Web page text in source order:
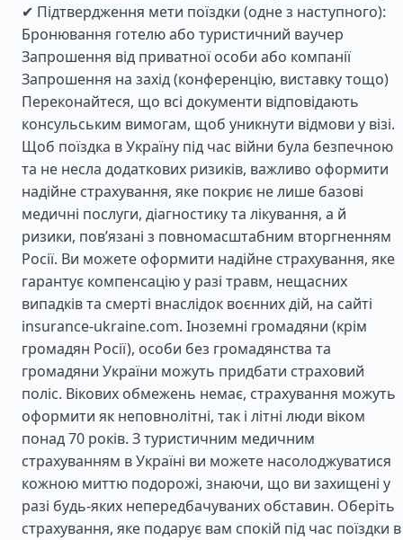
✔ Підтвердження мети поїздки (одне з наступного):
Бронювання готелю або туристичний ваучер
Запрошення від приватної особи або компанії
Запрошення на захід (конференцію, виставку тощо)
Переконайтеся, що всі документи відповідають
консульським вимогам, щоб уникнути відмови у візі.
Щоб поїздка в Україну під час війни була безпечною
та не несла додаткових ризиків, важливо оформити
надійне страхування, яке покриє не лише базові
медичні послуги, діагностику та лікування, а й
ризики, пов’язані з повномасштабним вторгненням
Росії. Ви можете оформити надійне страхування, яке
гарантує компенсацію у разі травм, нещасних
випадків та смерті внаслідок воєнних дій, на сайті
insurance-ukraine.com. Іноземні громадяни (крім
громадян Росії), особи без громадянства та
громадяни України можуть придбати страховий
поліс. Вікових обмежень немає, страхування можуть
оформити як неповнолітні, так і літні люди віком
понад 70 років. З туристичним медичним
страхуванням в Україні ви можете насолоджуватися
кожною миттю подорожі, знаючи, що ви захищені у
разі будь-яких непередбачуваних обставин. Оберіть
страхування, яке подарує вам спокій під час поїздки в